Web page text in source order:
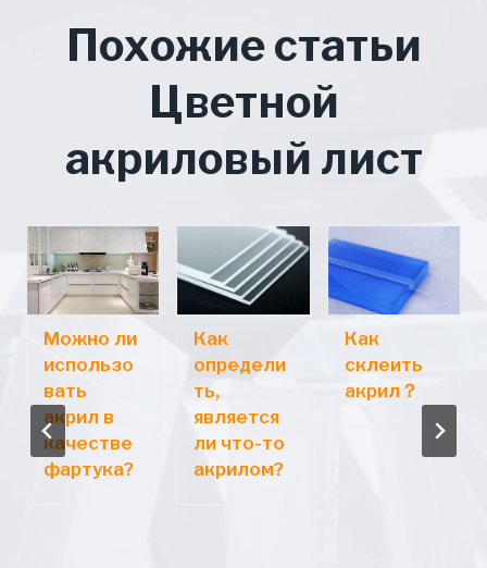
Похожие статьи
Цветной
акриловый лист
Можно ли
использо
вать
акрил в
качестве
фартука?
Как
определи
ть,
является
ли что-то
акрилом?
Как
склеить
акрил？